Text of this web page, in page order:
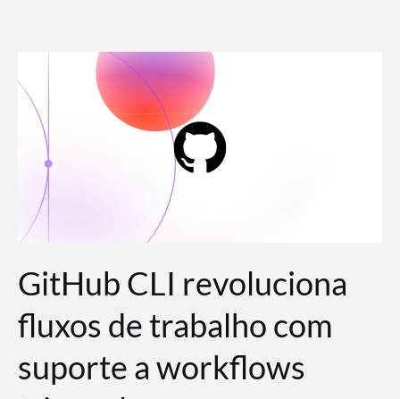
para
conteúdo
GitHub CLI revoluciona
fluxos de trabalho com
suporte a workflows